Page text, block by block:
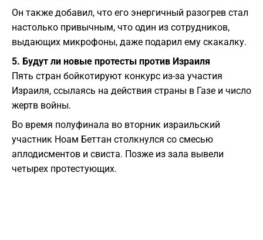
Он также добавил, что его энергичный разогрев стал
настолько привычным, что один из сотрудников,
выдающих микрофоны, даже подарил ему скакалку.
5. Будут ли новые протесты против Израиля
Пять стран бойкотируют конкурс из-за участия
Израиля, ссылаясь на действия страны в Газе и число
жертв войны.
Во время полуфинала во вторник израильский
участник Ноам Беттан столкнулся со смесью
аплодисментов и свиста. Позже из зала вывели
четырех протестующих.